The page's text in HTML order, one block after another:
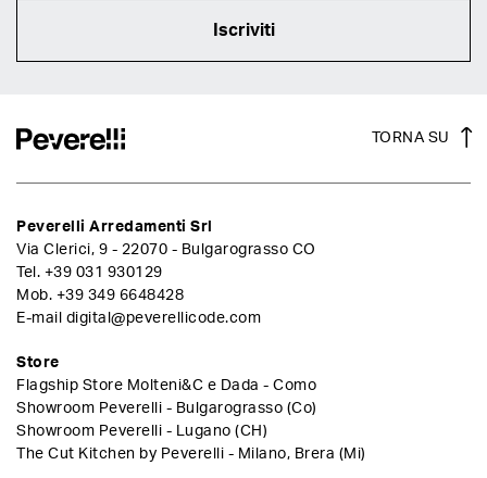
Iscriviti
TORNA SU
Peverelli Arredamenti Srl
Via Clerici, 9 - 22070 - Bulgarograsso CO
Tel. +39 031 930129
Mob. +39 349 6648428
E-mail digital@peverellicode.com
Store
Flagship Store Molteni&C e Dada - Como
Showroom Peverelli - Bulgarograsso (Co)
Showroom Peverelli - Lugano (CH)
The Cut Kitchen by Peverelli - Milano, Brera (Mi)